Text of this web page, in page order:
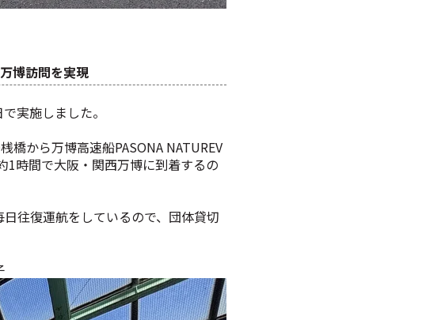
博訪問を実現
実施しました。
から万博高速船PASONA NATUREV
1時間で大阪・関西万博に到着するの
往復運航をしているので、団体貸切